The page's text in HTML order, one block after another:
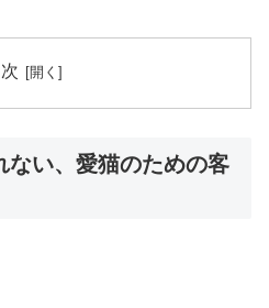
ない、愛猫のための客